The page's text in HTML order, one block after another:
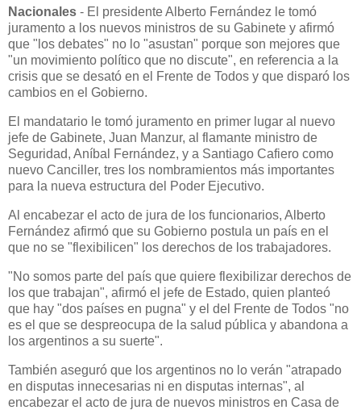
Nacionales - El presidente Alberto Fernández le tomó
juramento a los nuevos ministros de su Gabinete y afirmó
que "los debates" no lo "asustan" porque son mejores que
"un movimiento político que no discute", en referencia a la
crisis que se desató en el Frente de Todos y que disparó los
cambios en el Gobierno.
El mandatario le tomó juramento en primer lugar al nuevo
jefe de Gabinete, Juan Manzur, al flamante ministro de
Seguridad, Aníbal Fernández, y a Santiago Cafiero como
nuevo Canciller, tres los nombramientos más importantes
para la nueva estructura del Poder Ejecutivo.
Al encabezar el acto de jura de los funcionarios, Alberto
Fernández afirmó que su Gobierno postula un país en el
que no se "flexibilicen" los derechos de los trabajadores.
"No somos parte del país que quiere flexibilizar derechos de
los que trabajan", afirmó el jefe de Estado, quien planteó
que hay "dos países en pugna" y el del Frente de Todos "no
es el que se despreocupa de la salud pública y abandona a
los argentinos a su suerte".
También aseguró que los argentinos no lo verán "atrapado
en disputas innecesarias ni en disputas internas", al
encabezar el acto de jura de nuevos ministros en Casa de